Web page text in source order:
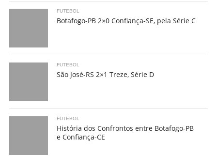
FUTEBOL
Botafogo-PB 2×0 Confiança-SE, pela Série C
FUTEBOL
São José-RS 2×1 Treze, Série D
FUTEBOL
História dos Confrontos entre Botafogo-PB
e Confiança-CE